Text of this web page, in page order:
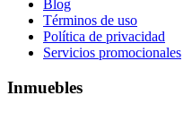
Blog
Términos de uso
Política de privacidad
Servicios promocionales
Inmuebles